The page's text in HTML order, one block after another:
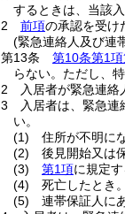
するときは、当該
2
前項の承認を受け
(緊急連絡人及び連
第13条
第10条第1
らない。 ただし、
2
入居者が緊急連
3
入居者は、緊急
い。
(1)
住所が不明に
(2)
後見開始又は
(3)
第1項に規定
(4)
死亡したとき。
(5)
連帯保証人に